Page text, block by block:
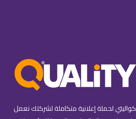
كواليتي لحملة إعلانية متكاملة لشركتك نعمل